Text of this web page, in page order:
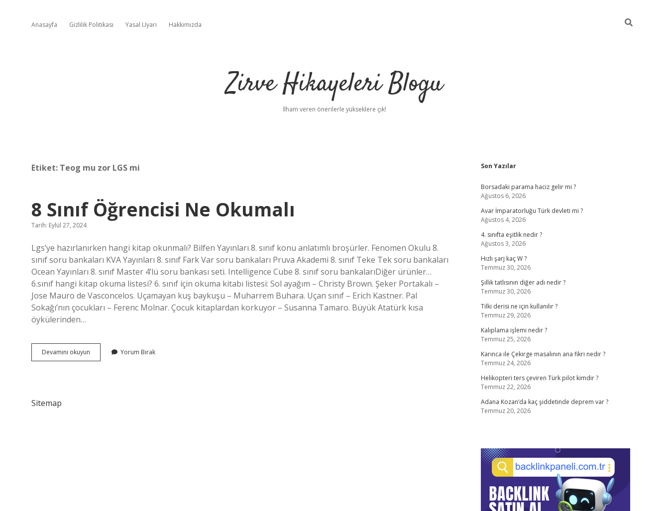
Anasayfa Gizlilik Politikası Yasal Uyarı Hakkımızda
Zirve Hikayeleri Blogu
İlham veren önerilerle yükseklere çık!
Etiket: Teog mu zor LGS mi
8 Sınıf Öğrencisi Ne Okumalı
Tarih: Eylül 27, 2024
Lgs’ye hazırlanırken hangi kitap okunmalı? Bilfen Yayınları 8. sınıf konu anlatımlı broşürler. Fenomen Okulu 8.
sınıf soru bankaları KVA Yayınları 8. sınıf Fark Var soru bankaları Pruva Akademi 8. sınıf Teke Tek soru bankaları
Ocean Yayınları 8. sınıf Master 4’lü soru bankası seti. Intelligence Cube 8. sınıf soru bankalarıDiğer ürünler…
6.sınıf hangi kitap okuma listesi? 6. sınıf için okuma kitabı listesi: Sol ayağım – Christy Brown. Şeker Portakalı –
Jose Mauro de Vasconcelos. Uçamayan kuş baykuşu – Muharrem Buhara. Uçan sınıf – Erich Kastner. Pal
Sokağı’nın çocukları – Ferenc Molnar. Çocuk kitaplardan korkuyor – Susanna Tamaro. Büyük Atatürk kısa
öykülerinden…
Devamını okuyun
Sınıf
Yorum Bırak
Sitemap
Sidebar
Son Yazılar
Borsadaki parama haciz gelir mi ?
Ağustos 6, 2026
Avar İmparatorluğu Türk devleti mi ?
Ağustos 4, 2026
4. sınıfta eşitlik nedir ?
Ağustos 3, 2026
Hızlı şarj kaç W ?
Temmuz 30, 2026
Şıllık tatlısının diğer adı nedir ?
Temmuz 30, 2026
Tilki derisi ne için kullanılır ?
Temmuz 29, 2026
Kalıplama işlemi nedir ?
Temmuz 25, 2026
Karınca ile Çekirge masalının ana fikri nedir ?
Temmuz 24, 2026
Helikopteri ters çeviren Türk pilot kimdir ?
Temmuz 22, 2026
Adana Kozan’da kaç şiddetinde deprem var ?
Temmuz 20, 2026